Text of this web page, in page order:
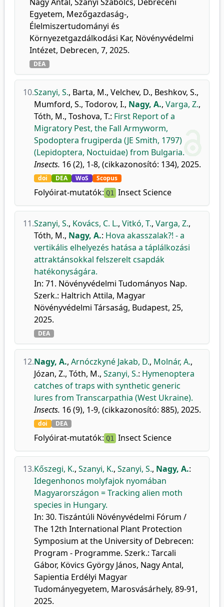
Egyetem, Mezőgazdaság-,
Élelmiszertudományi és
Környezetgazdálkodási Kar, Növényvédelmi
Intézet, Debrecen, 7, 2025.
DEA
10.Szanyi, S., Barta, M., Velchev, D., Beshkov, S.,
Mumford, S., Todorov, I., Nagy, A., Varga, Z.,
Tóth, M., Toshova, T.: First Report of a
Migratory Pest, the Fall Armyworm,
Spodoptera frugiperda (JE Smith, 1797)
(Lepidoptera, Noctuidae) from Bulgaria.
Insects. 16 (2), 1-8, (cikkazonosító: 134), 2025.
doi DEA WoS Scopus
Folyóirat-mutatók: Q1 Insect Science
11.Szanyi, S., Kovács, C. L., Vitkó, T., Varga, Z.,
Tóth, M., Nagy, A.: Hova akasszalak?! - a
vertikális elhelyezés hatása a táplálkozási
attraktánsokkal felszerelt csapdák
hatékonyságára.
In: 71. Növényvédelmi Tudományos Nap.
Szerk.: Haltrich Attila, Magyar
Növényvédelmi Társaság, Budapest, 25,
2025.
DEA
12.Nagy, A., Arnóczkyné Jakab, D., Molnár, A.,
Józan, Z., Tóth, M., Szanyi, S.: Hymenoptera
catches of traps with synthetic generic
lures from Transcarpathia (West Ukraine).
Insects. 16 (9), 1-9, (cikkazonosító: 885), 2025.
doi DEA
Folyóirat-mutatók: Q1 Insect Science
13.Kőszegi, K., Szanyi, K., Szanyi, S., Nagy, A.:
Idegenhonos molyfajok nyomában
Magyarországon = Tracking alien moth
species in Hungary.
In: 30. Tiszántúli Növényvédelmi Fórum /
The 12th International Plant Protection
Symposium at the University of Debrecen:
Program - Programme. Szerk.: Tarcali
Gábor, Kövics György János, Nagy Antal,
Sapientia Erdélyi Magyar
Tudományegyetem, Marosvásárhely, 89-91,
2025.